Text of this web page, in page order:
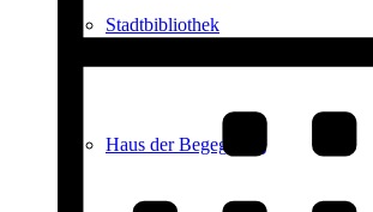
Stadtbibliothek
Haus der Begegnung